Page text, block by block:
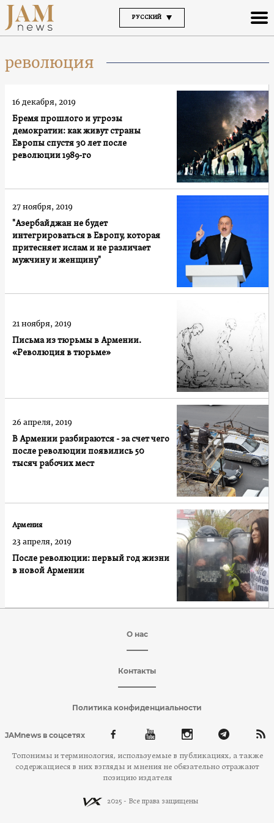
РУССКИЙ
революция
Бремя прошлого и угрозы
демократии: как живут страны
Европы спустя 30 лет после
революции 1989-го
16 декабря, 2019
"Азербайджан не будет
интегрироваться в Европу, которая
притесняет ислам и не различает
мужчину и женщину"
27 ноября, 2019
Письма из тюрьмы в Армении.
«Революция в тюрьме»
21 ноября, 2019
В Армении разбираются - за счет чего
после революции появились 50
тысяч рабочих мест
26 апреля, 2019
После революции: первый год жизни
в новой Армении
Армения
23 апреля, 2019
О нас
Контакты
Политика конфиденциальности
JAMnews в соцсетях
Топонимы и терминология, используемые в публикациях, а также
содержащиеся в них взгляды и мнения не обязательно отражают
позицию издателя
2025 - Все права защищены